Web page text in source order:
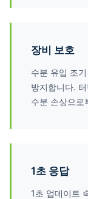
장비 보호
수분 유입 조
방지합니다.
수분 손상으로
1초 응답
1초 업데이트